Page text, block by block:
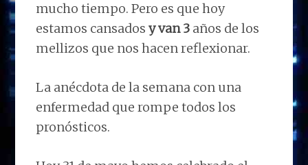
mucho tiempo. Pero es que hoy
estamos cansadosy van 3 años de los
mellizos que nos hacen reflexionar.
La anécdota de la semana con una
enfermedad que rompe todos los
pronósticos.